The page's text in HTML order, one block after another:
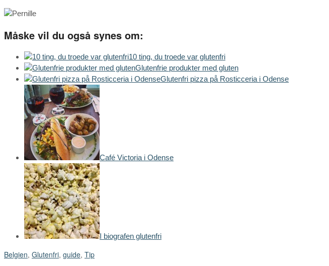
Måske vil du også synes om:
10 ting, du troede var glutenfri
Glutenfrie produkter med gluten
Glutenfri pizza på Rosticceria i Odense
Café Victoria i Odense
I biografen glutenfri
Belgien, Glutenfri, guide, Tip